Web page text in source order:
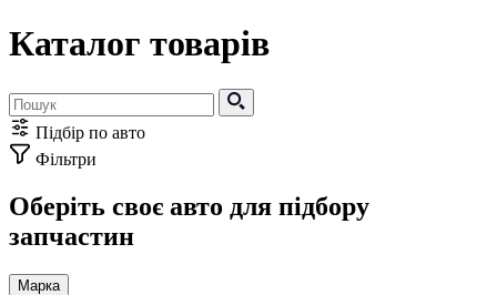
Каталог товарів
Підбір по авто
Фільтри
Оберіть своє авто для підбору
запчастин
Марка